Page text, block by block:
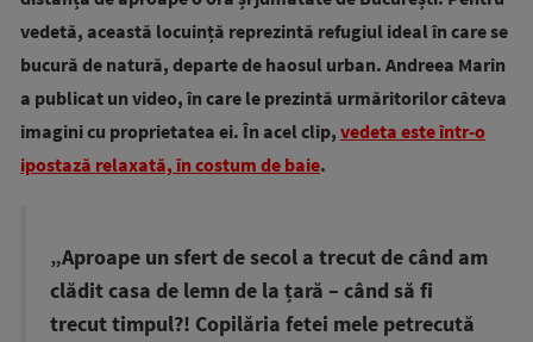
vedetă, această locuință reprezintă refugiul ideal în care se
bucură de natură, departe de haosul urban. Andreea Marin
a publicat un video, în care le prezintă urmăritorilor câteva
imagini cu proprietatea ei. În acel clip, vedeta este într-o
ipostază relaxată, în costum de baie.
„Aproape un sfert de secol a trecut de când am
clădit casa de lemn de la țară – când să fi
trecut timpul?! Copilăria fetei mele petrecută